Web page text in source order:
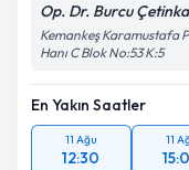
Op. Dr. Burcu
Kemankeş Karamustafa
Hanı C Blok No:53 K:5
En Yakın Saatler
11 Ağu
12:30
11